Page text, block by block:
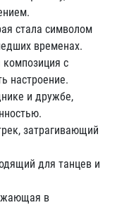
стала символом
временах.
с
настроение.
и дружбе,
затрагивающий
для танцев и
в